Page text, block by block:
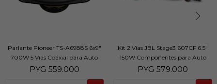
Parlante Pioneer TS-A6988S 6x9"
700W 5 Vías Coaxial para Auto
PYG 559.000
Kit 2 Vías JBL Stage3 607CF 6.5"
150W Componentes para Auto
PYG 579.000